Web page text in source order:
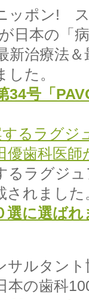
ッポン!
日本の「
新治療法
た。
34号「
るラグジ
されました
選に選ばれ
サルタン
本の歯科